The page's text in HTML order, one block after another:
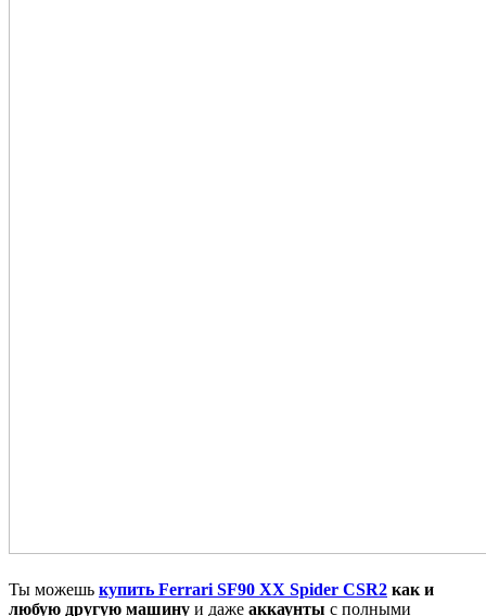
Ты можешь купить Ferrari SF90 XX Spider CSR2 как и
любую другую машину и даже аккаунты с полными